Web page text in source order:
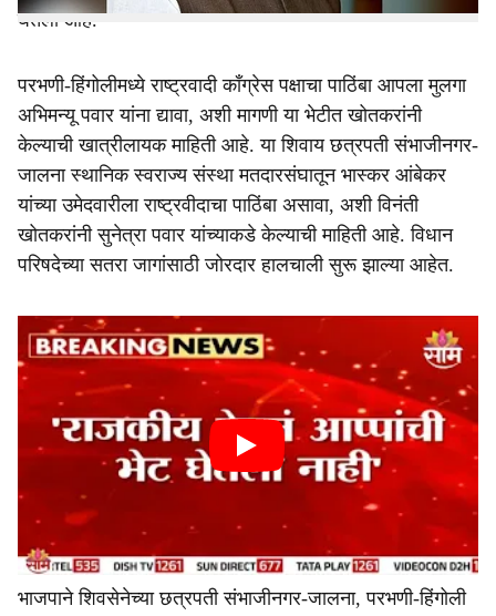
घेतली आहे.
परभणी-हिंगोलीमध्ये राष्ट्रवादी काँग्रेस पक्षाचा पाठिंबा आपला मुलगा
अभिमन्यू पवार यांना द्यावा, अशी मागणी या भेटीत खोतकरांनी
केल्याची खात्रीलायक माहिती आहे. या शिवाय छत्रपती संभाजीनगर-
जालना स्थानिक स्वराज्य संस्था मतदारसंघातून भास्कर आंबेकर
यांच्या उमेदवारीला राष्ट्रवीदाचा पाठिंबा असावा, अशी विनंती
खोतकरांनी सुनेत्रा पवार यांच्याकडे केल्याची माहिती आहे. विधान
परिषदेच्या सतरा जागांसाठी जोरदार हालचाली सुरू झाल्या आहेत.
भाजपाने शिवसेनेच्या छत्रपती संभाजीनगर-जालना, परभणी-हिंगोली